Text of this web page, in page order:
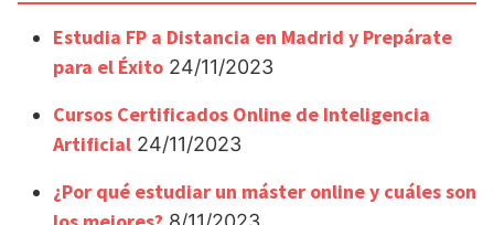
Estudia FP a Distancia en Madrid y Prepárate
para el Éxito 24/11/2023
Cursos Certificados Online de Inteligencia
Artificial 24/11/2023
¿Por qué estudiar un máster online y cuáles son